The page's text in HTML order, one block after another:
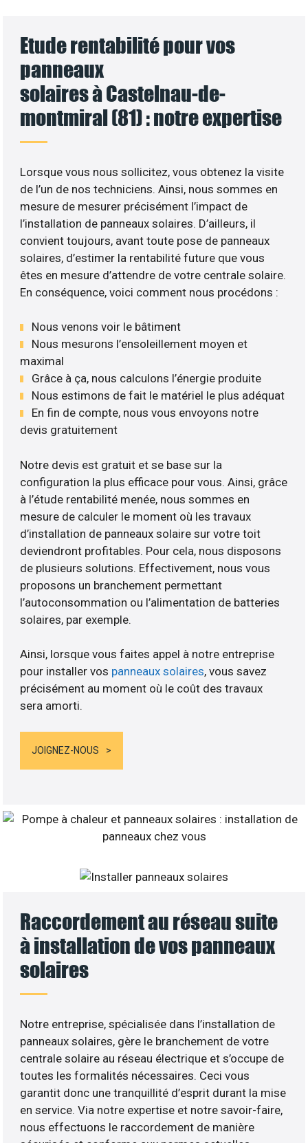
Etude rentabilité pour vos
panneaux
solaires à Castelnau-de-
montmiral (81) : notre expertise
Lorsque vous nous sollicitez, vous obtenez la visite
de l’un de nos techniciens. Ainsi, nous sommes en
mesure de mesurer précisément l’impact de
l’installation de panneaux solaires. D’ailleurs, il
convient toujours, avant toute pose de panneaux
solaires, d’estimer la rentabilité future que vous
êtes en mesure d’attendre de votre centrale solaire.
En conséquence, voici comment nous procédons :
Nous venons voir le bâtiment
Nous mesurons l’ensoleillement moyen et
maximal
Grâce à ça, nous calculons l’énergie produite
Nous estimons de fait le matériel le plus adéquat
En fin de compte, nous vous envoyons notre
devis gratuitement
Notre devis est gratuit et se base sur la
configuration la plus efficace pour vous. Ainsi, grâce
à l’étude rentabilité menée, nous sommes en
mesure de calculer le moment où les travaux
d’installation de panneaux solaire sur votre toit
deviendront profitables. Pour cela, nous disposons
de plusieurs solutions. Effectivement, nous vous
proposons un branchement permettant
l’autoconsommation ou l’alimentation de batteries
solaires, par exemple.
Ainsi, lorsque vous faites appel à notre entreprise
pour installer vos panneaux solaires, vous savez
précisément au moment où le coût des travaux
sera amorti.
JOIGNEZ-NOUS
Raccordement au réseau suite
à installation de vos panneaux
solaires
Notre entreprise, spécialisée dans l’installation de
panneaux solaires, gère le branchement de votre
centrale solaire au réseau électrique et s’occupe de
toutes les formalités nécessaires. Ceci vous
garantit donc une tranquillité d’esprit durant la mise
en service. Via notre expertise et notre savoir-faire,
nous effectuons le raccordement de manière